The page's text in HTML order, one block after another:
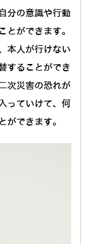
分の意識や行動
とができます。
本人が行けない
することができ
次災害の恐れが
っていけて、何
ができます。